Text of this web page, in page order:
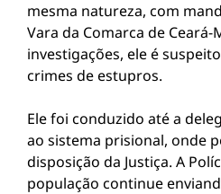
mesma natureza, com
Vara da Comarca de
investigações, ele é
crimes de estupros.
Ele foi conduzido até a
ao sistema prisional, onde
disposição da Justiça. A
população continue